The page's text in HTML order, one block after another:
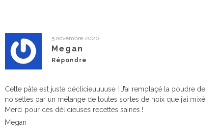
5 novembre 2020
Megan
Répondre
Cette pâte est juste déclicieuuuuse ! J’ai remplaçé la poudre de
noisettes par un mélange de toutes sortes de noix que j’ai mixé.
Merci pour ces délicieuses recettes saines !
Megan